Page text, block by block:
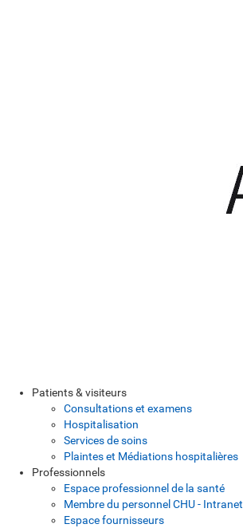
Patients & visiteurs
Consultations et examens
Hospitalisation
Services de soins
Plaintes et Médiations hospitalières
Professionnels
Espace professionnel de la santé
Membre du personnel CHU - Intranet
Espace fournisseurs